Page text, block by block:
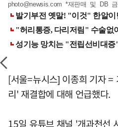
photo@newsis.com *재판매 및 DB 금
[서울=뉴시스] 이종희 기자 =
리' 재결합에 대해 언급했다.
15일 유튜브 채널 '개과천선